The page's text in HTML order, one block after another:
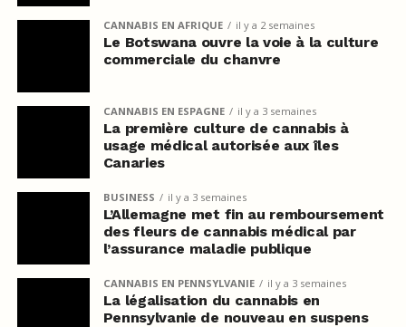
CANNABIS EN AFRIQUE il y a 2 semaines
Le Botswana ouvre la voie à la culture
commerciale du chanvre
CANNABIS EN ESPAGNE il y a 3 semaines
La première culture de cannabis à
usage médical autorisée aux îles
Canaries
BUSINESS il y a 3 semaines
L’Allemagne met fin au remboursement
des fleurs de cannabis médical par
l’assurance maladie publique
CANNABIS EN PENNSYLVANIE il y a 3 semaines
La légalisation du cannabis en
Pennsylvanie de nouveau en suspens